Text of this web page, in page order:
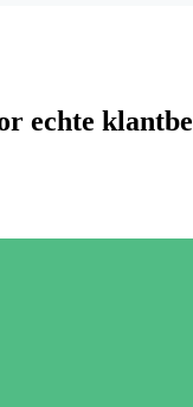
echte